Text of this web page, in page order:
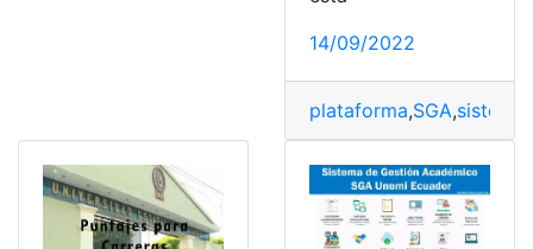
14/09/2022
plataforma,SGA,sistema